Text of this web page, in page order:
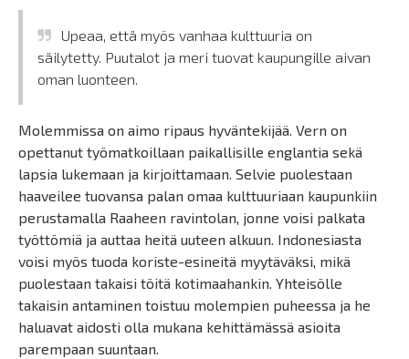
Upeaa, että myös vanhaa kulttuuria on
säilytetty. Puutalot ja meri tuovat kaupungille aivan
oman luonteen.
Molemmissa on aimo ripaus hyväntekijää. Vern on
opettanut työmatkoillaan paikallisille englantia sekä
lapsia lukemaan ja kirjoittamaan. Selvie puolestaan
haaveilee tuovansa palan omaa kulttuuriaan kaupunkiin
perustamalla Raaheen ravintolan, jonne voisi palkata
työttömiä ja auttaa heitä uuteen alkuun. Indonesiasta
voisi myös tuoda koriste-esineitä myytäväksi, mikä
puolestaan takaisi töitä kotimaahankin. Yhteisölle
takaisin antaminen toistuu molempien puheessa ja he
haluavat aidosti olla mukana kehittämässä asioita
parempaan suuntaan.